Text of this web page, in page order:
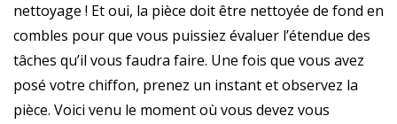
nettoyage ! Et oui, la pièce doit être nettoyée de fond en
combles pour que vous puissiez évaluer l’étendue des
tâches qu’il vous faudra faire. Une fois que vous avez
posé votre chiffon, prenez un instant et observez la
pièce. Voici venu le moment où vous devez vous